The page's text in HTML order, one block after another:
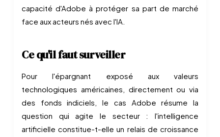
capacité d'Adobe à protéger sa part de marché
face aux acteurs nés avec l'IA.
Ce qu'il faut surveiller
Pour l'épargnant exposé aux valeurs
technologiques américaines, directement ou via
des fonds indiciels, le cas Adobe résume la
question qui agite le secteur : l'intelligence
artificielle constitue-t-elle un relais de croissance